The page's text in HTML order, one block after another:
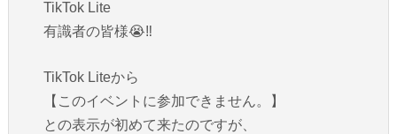
TikTok Lite
有識者の皆様😭‼️
TikTok Liteから
【このイベントに参加できません。】
との表示が初めて来たのですが、